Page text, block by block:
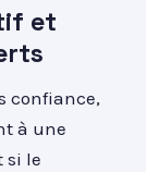
et
confiance,
à une
si le